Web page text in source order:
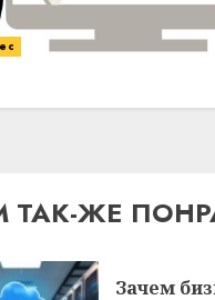
ТАК-ЖЕ
Зачем